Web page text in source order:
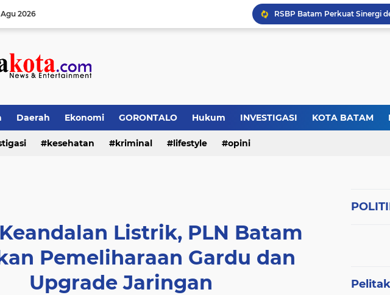
2026
Daerah Ekonomi GORONTALO Hukum INVESTIGASI KOTA BATAM
Sosialkesehatan kriminal lifestyle opini
Listrik, PLN Batam
Pemeliharaan Gardu dan
Upgrade Jaringan